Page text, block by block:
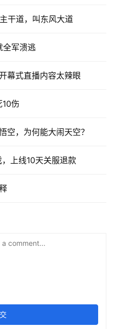
干道，叫东风大道
全军溃逃
幕式直播内容太辣眼
10伤
空，为何能大闹天空？
上线10天关服退款
comment...